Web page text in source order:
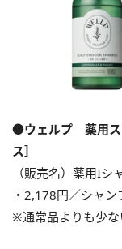
●ウェルプ 薬用ス
ス］
（販売名）薬用I
・2,178円／シャ
※通常品よりも少